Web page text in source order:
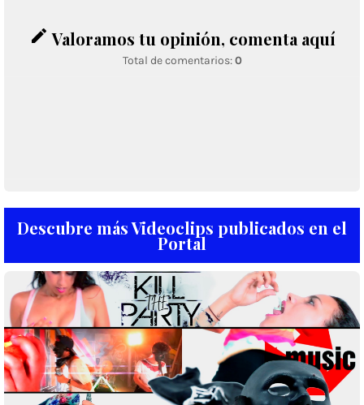
edit Valoramos tu opinión, comenta aquí
Total de comentarios:0
Descubre más Videoclips publicados en el
Portal